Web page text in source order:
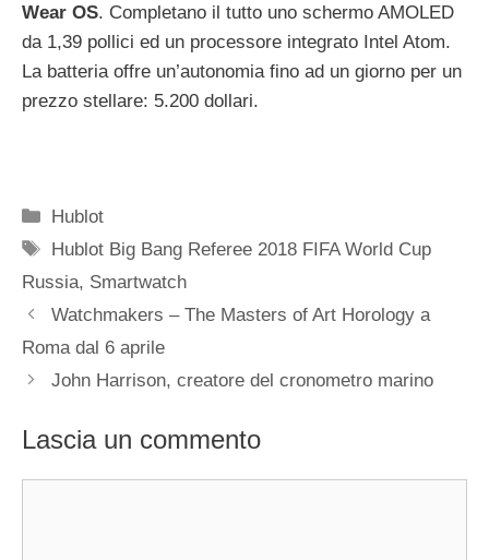
Wear OS. Completano il tutto uno schermo AMOLED
da 1,39 pollici ed un processore integrato Intel Atom.
La batteria offre un’autonomia fino ad un giorno per un
prezzo stellare: 5.200 dollari.
Categorie
Hublot
Tag
Hublot Big Bang Referee 2018 FIFA World Cup
Russia, Smartwatch
Navigazione
articolo
Watchmakers – The Masters of Art Horology a
Roma dal 6 aprile
John Harrison, creatore del cronometro marino
Lascia un commento